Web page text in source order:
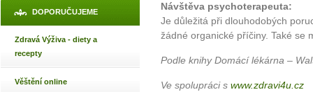
DOPORUČUJEME
Zdravá Výživa - diety a
recepty
Věštění online
Návštěva psychoterapeuta:
Je důležitá při dlouhodobých
žádné organické příčiny. Také se
Podle knihy Domácí lékárna –
Ve spolupráci s www.zdravi4u.cz